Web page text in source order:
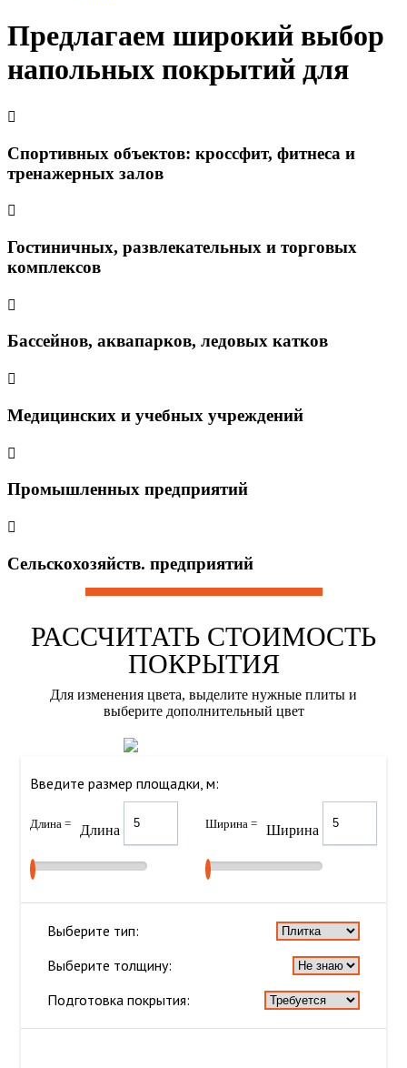
Предлагаем широкий выбор
напольных покрытий для
Спортивных объектов: кроссфит, фитнеса и
тренажерных залов
Гостиничных, развлекательных и торговых
комплексов
Бассейнов, аквапарков, ледовых катков
Медицинских и учебных учреждений
Промышленных предприятий
Cельскохозяйств. предприятий
РАССЧИТАТЬ СТОИМОСТЬ
ПОКРЫТИЯ
Для изменения цвета, выделите нужные плиты и
выберите дополнительный цвет
Введите размер площадки, м:
Длина
Длина = Ширина
Ширина =
Выберите тип:
Выберите толщину:
Подготовка покрытия: